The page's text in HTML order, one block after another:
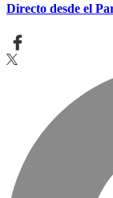
Directo desde el